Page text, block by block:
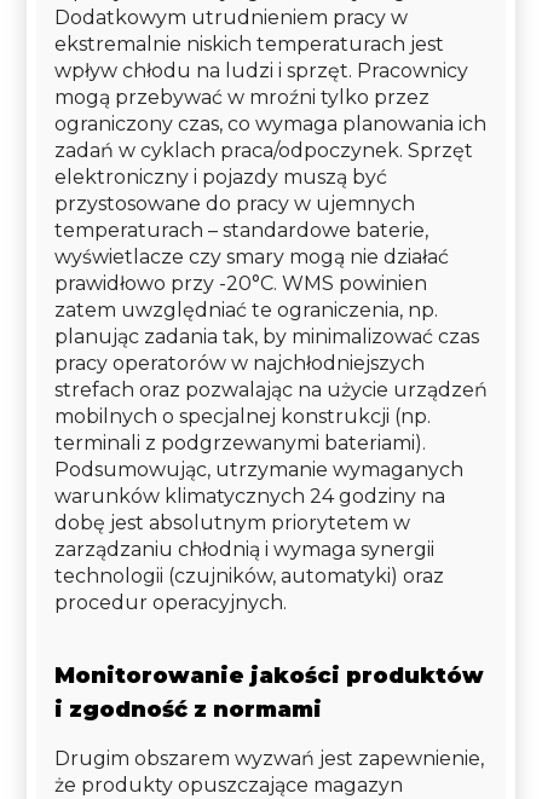
Dodatkowym utrudnieniem pracy w
ekstremalnie niskich temperaturach jest
wpływ chłodu na ludzi i sprzęt. Pracownicy
mogą przebywać w mroźni tylko przez
ograniczony czas, co wymaga planowania ich
zadań w cyklach praca/odpoczynek. Sprzęt
elektroniczny i pojazdy muszą być
przystosowane do pracy w ujemnych
temperaturach – standardowe baterie,
wyświetlacze czy smary mogą nie działać
prawidłowo przy -20°C. WMS powinien
zatem uwzględniać te ograniczenia, np.
planując zadania tak, by minimalizować czas
pracy operatorów w najchłodniejszych
strefach oraz pozwalając na użycie urządzeń
mobilnych o specjalnej konstrukcji (np.
terminali z podgrzewanymi bateriami).
Podsumowując, utrzymanie wymaganych
warunków klimatycznych 24 godziny na
dobę jest absolutnym priorytetem w
zarządzaniu chłodnią i wymaga synergii
technologii (czujników, automatyki) oraz
procedur operacyjnych.
Monitorowanie jakości produktów
i zgodność z normami
Drugim obszarem wyzwań jest zapewnienie,
że produkty opuszczające magazyn